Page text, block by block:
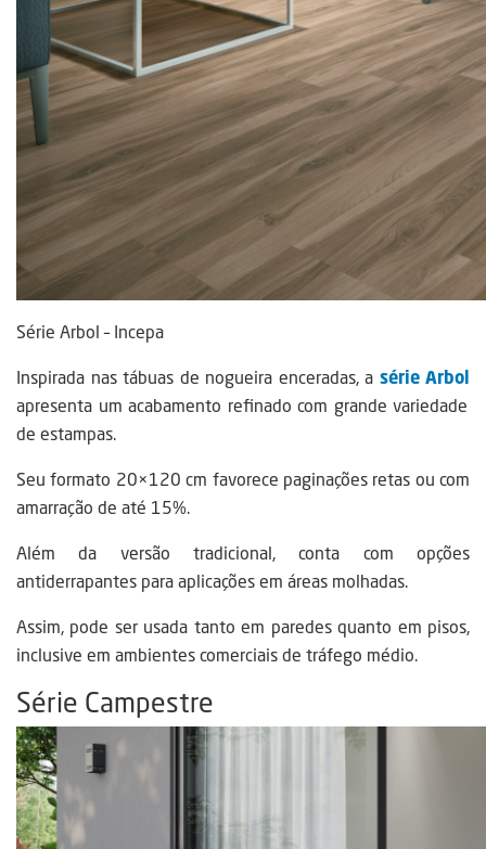
Série Arbol – Incepa
Inspirada nas tábuas de nogueira enceradas, a série Arbol
apresenta um acabamento refinado com grande variedade
de estampas.
Seu formato 20×120 cm favorece paginações retas ou com
amarração de até 15%.
Além da versão tradicional, conta com opções
antiderrapantes para aplicações em áreas molhadas.
Assim, pode ser usada tanto em paredes quanto em pisos,
inclusive em ambientes comerciais de tráfego médio.
Série Campestre